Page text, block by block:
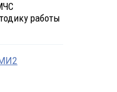
работы